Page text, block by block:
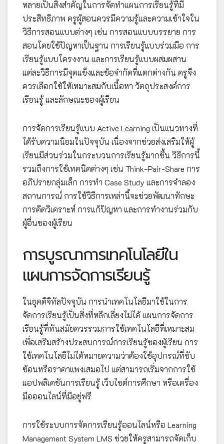
หลายเป็นสิ่งสำคัญในการจัดทำแผนการเรียนรู้ที่มี
ประสิทธิภาพ ครูผู้สอนควรมีความรู้และความเข้าใจใน
วิธีการสอนแบบต่างๆ เช่น การสอนแบบบรรยาย การ
สอนโดยใช้ปัญหาเป็นฐาน การเรียนรู้แบบร่วมมือ การ
เรียนรู้แบบโครงงาน และการเรียนรู้แบบผสมผสาน
แต่ละวิธีการมีจุดแข็งและข้อจำกัดที่แตกต่างกัน ครูจึง
ควรเลือกใช้ให้เหมาะสมกับเนื้อหา วัตถุประสงค์การ
เรียนรู้ และลักษณะของผู้เรียน
การจัดการเรียนรู้แบบ Active Learning เป็นแนวทางที่
ได้รับความนิยมในปัจจุบัน เนื่องจากช่วยส่งเสริมให้ผู้
เรียนมีส่วนร่วมในกระบวนการเรียนรู้มากขึ้น วิธีการนี้
รวมถึงการใช้เทคนิคต่างๆ เช่น Think-Pair-Share การ
อภิปรายกลุ่มเล็ก การทำ Case Study และการจำลอง
สถานการณ์ การใช้วิธีการเหล่านี้จะช่วยพัฒนาทักษะ
การคิดวิเคราะห์ การแก้ปัญหา และการทำงานร่วมกับ
ผู้อื่นของผู้เรียน
การบูรณาการเทคโนโลยีใน
แผนการจัดการเรียนรู้
ในยุคดิจิทัลปัจจุบัน การนำเทคโนโลยีมาใช้ในการ
จัดการเรียนรู้เป็นสิ่งที่หลีกเลี่ยงไม่ได้ แผนการจัดการ
เรียนรู้ที่ทันสมัยควรรวมการใช้เทคโนโลยีที่เหมาะสม
เพื่อเสริมสร้างประสบการณ์การเรียนรู้ของผู้เรียน การ
ใช้เทคโนโลยีไม่ได้หมายความว่าต้องใช้อุปกรณ์ที่ซับ
ซ้อนหรือราคาแพงเสมอไป แต่สามารถเริ่มจากการใช้
แอปพลิเคชันการเรียนรู้ เว็บไซต์การศึกษา หรือเครื่อง
มือออนไลน์ที่มีอยู่ฟรี
การใช้ระบบการจัดการเรียนรู้ออนไลน์หรือ Learning
Management System LMS ช่วยให้ครูสามารถจัดเก็บ